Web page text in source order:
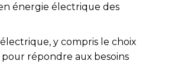
énergie électrique des
y compris le choix
répondre aux besoins